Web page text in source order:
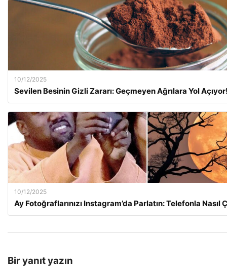
10/12/2025
Sevilen Besinin Gizli Zararı: Geçmeyen Ağrılara Yol
10/12/2025
Ay Fotoğraflarınızı Instagram’da Parlatın: Telefonla Nasıl
Bir yanıt yazın